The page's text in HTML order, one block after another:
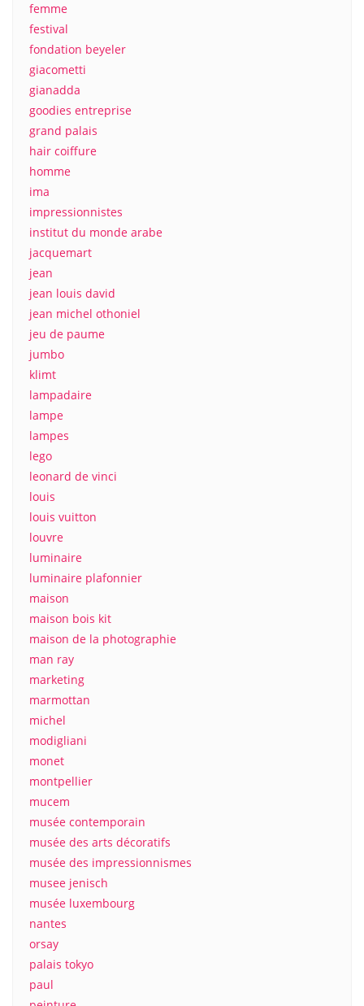
femme
festival
fondation beyeler
giacometti
gianadda
goodies entreprise
grand palais
hair coiffure
homme
ima
impressionnistes
institut du monde arabe
jacquemart
jean
jean louis david
jean michel othoniel
jeu de paume
jumbo
klimt
lampadaire
lampe
lampes
lego
leonard de vinci
louis
louis vuitton
louvre
luminaire
luminaire plafonnier
maison
maison bois kit
maison de la photographie
man ray
marketing
marmottan
michel
modigliani
monet
montpellier
mucem
musée contemporain
musée des arts décoratifs
musée des impressionnismes
musee jenisch
musée luxembourg
nantes
orsay
palais tokyo
paul